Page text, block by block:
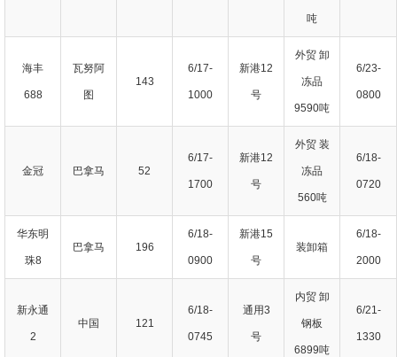
吨
海丰
688
瓦努阿
图
143
6/17-
1000
新港12
号
外贸 卸
冻品
9590吨
6/23-
0800
金冠 巴拿马 52
6/17-
1700
新港12
号
外贸 装
冻品
560吨
6/18-
0720
华东明
珠8
巴拿马 196
6/18-
0900
新港15
号
装卸箱
6/18-
2000
新永通
2
中国 121
6/18-
0745
通用3
号
内贸 卸
钢板
6899吨
6/21-
1330